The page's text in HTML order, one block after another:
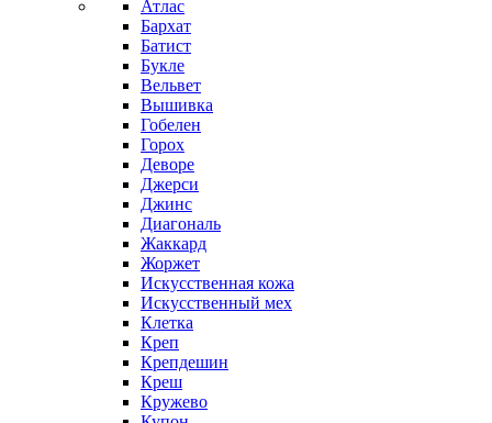
Атлас
Бархат
Батист
Букле
Вельвет
Вышивка
Гобелен
Горох
Деворе
Джерси
Джинс
Диагональ
Жаккард
Жоржет
Искусственная кожа
Искусственный мех
Клетка
Креп
Крепдешин
Креш
Кружево